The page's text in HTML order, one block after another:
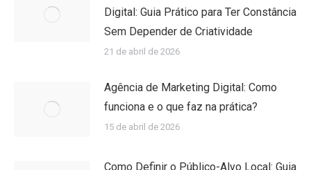
Digital: Guia Prático para Ter Constância
Sem Depender de Criatividade
21 de abril de 2026
Agência de Marketing Digital: Como
funciona e o que faz na prática?
15 de abril de 2026
Como Definir o Público-Alvo Local: Guia